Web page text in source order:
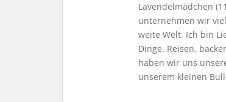
Lavendelmädchen
unternehmen wir
weite Welt. Ich bin
Dinge. Reisen,
haben wir uns
unserem kleinen